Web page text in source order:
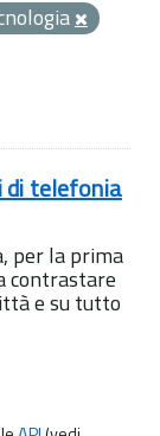
di telefonia
per la prima
contrastare
e su tutto